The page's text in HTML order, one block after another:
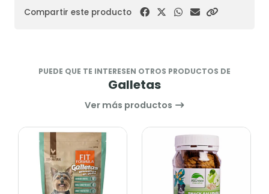
Compartir este producto
PUEDE QUE TE INTERESEN OTROS PRODUCTOS DE
Galletas
Ver más productos